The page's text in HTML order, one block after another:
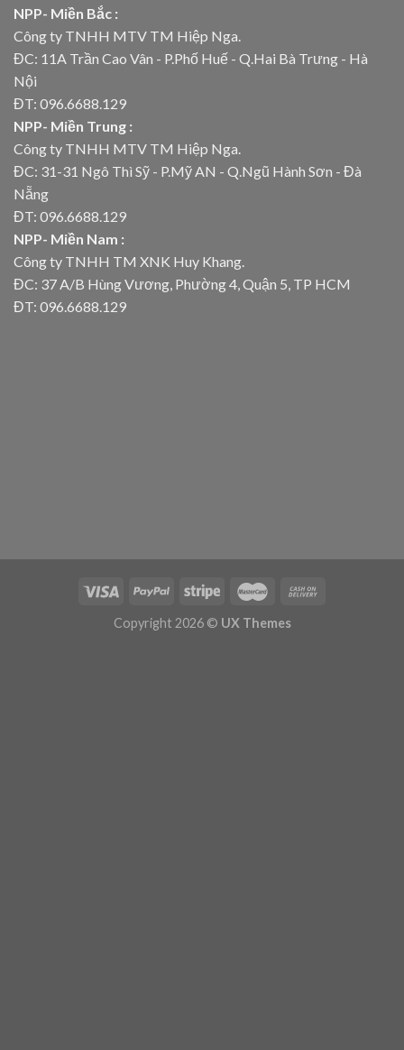
NPP- Miền Bắc :
Công ty TNHH MTV TM Hiệp Nga.
ĐC: 11A Trần Cao Vân - P.Phố Huế - Q.Hai Bà Trưng - Hà
Nội
ĐT: 096.6688.129
NPP- Miền Trung :
Công ty TNHH MTV TM Hiệp Nga.
ĐC: 31-31 Ngô Thì Sỹ - P.Mỹ AN - Q.Ngũ Hành Sơn - Đà
Nẵng
ĐT: 096.6688.129
NPP- Miền Nam :
Công ty TNHH TM XNK Huy Khang.
ĐC: 37 A/B Hùng Vương, Phường 4, Quận 5, TP HCM
ĐT: 096.6688.129
Copyright 2026 © UX Themes